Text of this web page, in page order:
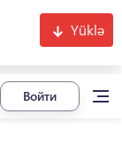
Yüklə
Войти